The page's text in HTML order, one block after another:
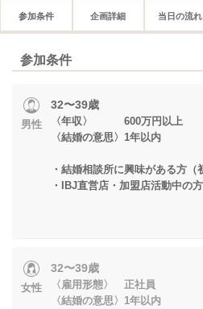
参加条件 企画詳細 当日の流れ
参加条件
男性
32〜39歳
〈年収〉 600万円以上
〈結婚の意思〉1年以内
・結婚相談所に興味がある方（
・IBJ直営店・加盟店活動中の
女性
32〜39歳
〈雇用形態〉 正社員
〈結婚の意思〉1年以内